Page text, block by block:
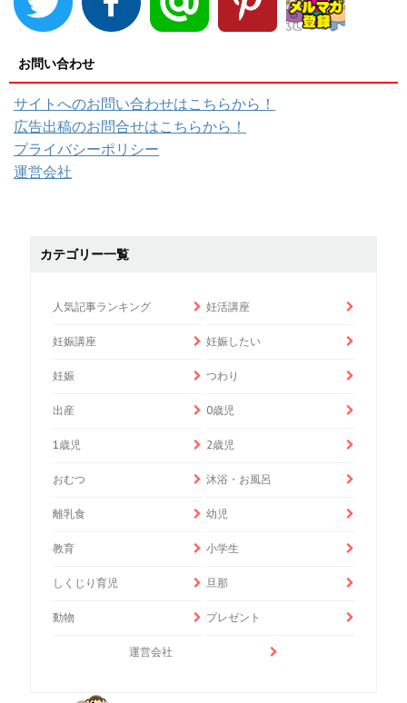
お問い合わせ
サイトへのお問い合わせはこちらから！
広告出稿のお問合せはこちらから！
プライバシーポリシー
運営会社
カテゴリー一覧
人気記事ランキング 妊活講座
妊娠講座 妊娠したい
妊娠 つわり
出産 0歳児
1歳児 2歳児
おむつ 沐浴・お風呂
離乳食 幼児
教育 小学生
しくじり育児 旦那
動物 プレゼント
運営会社